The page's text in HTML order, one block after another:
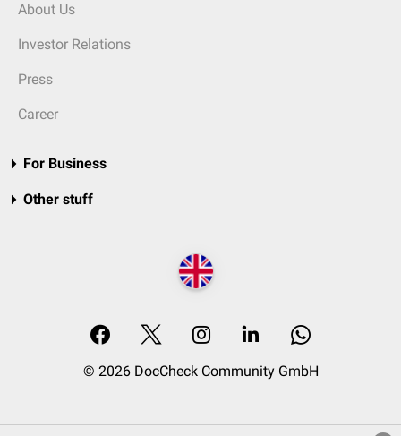
About Us
Investor Relations
Press
Career
For Business
Other stuff
© 2026 DocCheck Community GmbH